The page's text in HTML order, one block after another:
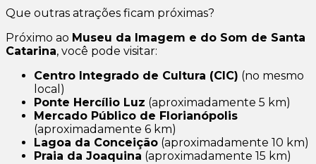
Que outras atrações ficam próximas?
Próximo ao Museu da Imagem e do Som de Santa
Catarina, você pode visitar:
Centro Integrado de Cultura (CIC) (no mesmo
local)
Ponte Hercílio Luz (aproximadamente 5 km)
Mercado Público de Florianópolis
(aproximadamente 6 km)
Lagoa da Conceição (aproximadamente 10 km)
Praia da Joaquina (aproximadamente 15 km)